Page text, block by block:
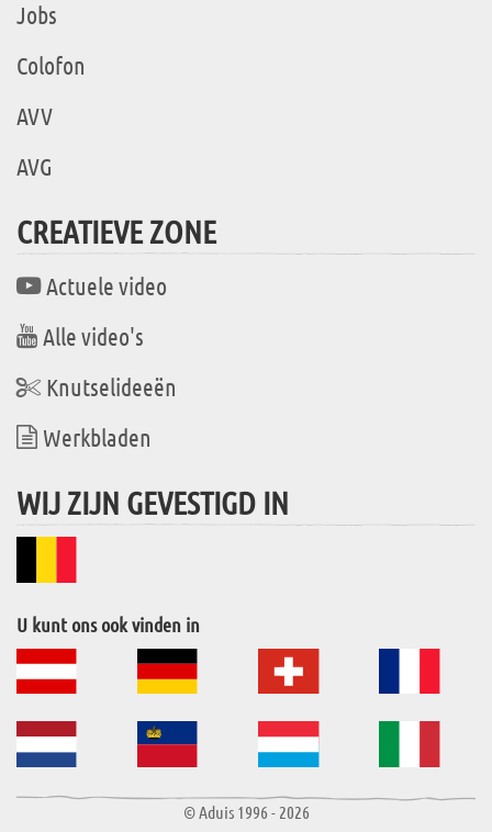
Jobs
Colofon
AVV
AVG
CREATIEVE ZONE
Actuele video
Alle video's
Knutselideeën
Werkbladen
WIJ ZIJN GEVESTIGD IN
U kunt ons ook vinden in
© Aduis 1996 - 2026